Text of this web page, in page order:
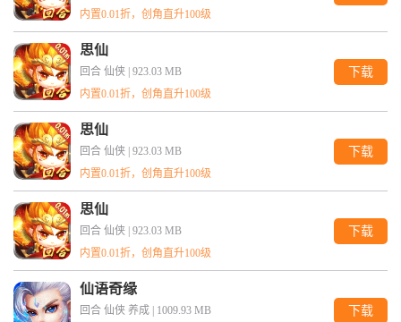
内置0.01折，创角直升100级
思仙
回合 仙侠 | 923.03 MB
内置0.01折，创角直升100级
下载
思仙
回合 仙侠 | 923.03 MB
内置0.01折，创角直升100级
下载
思仙
回合 仙侠 | 923.03 MB
内置0.01折，创角直升100级
下载
仙语奇缘
回合 仙侠 养成 | 1009.93 MB
下载